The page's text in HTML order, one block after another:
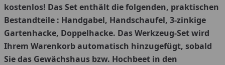
kostenlos! Das Set enthält die folgenden, praktischen
Bestandteile : Handgabel, Handschaufel, 3-zinkige
Gartenhacke, Doppelhacke. Das Werkzeug-Set wird
Ihrem Warenkorb automatisch hinzugefügt, sobald
Sie das Gewächshaus bzw. Hochbeet in den